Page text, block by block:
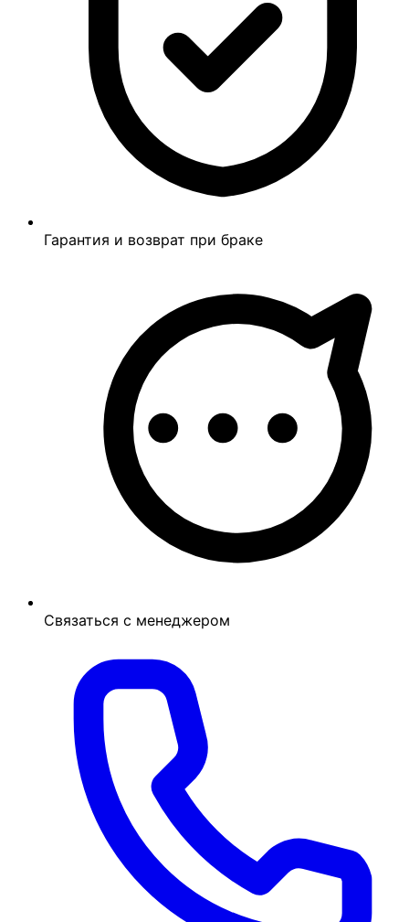
Гарантия и возврат при браке
Связаться с менеджером